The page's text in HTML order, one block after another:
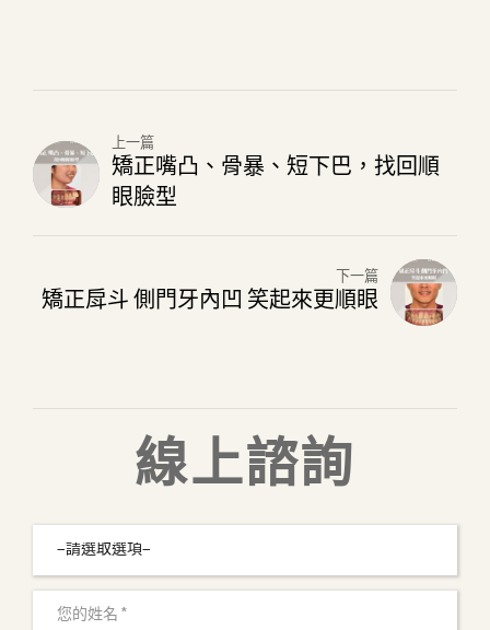
上一篇
矯正嘴凸、骨暴、短下巴，找回順
眼臉型
下一篇
矯正戽斗 側門牙內凹 笑起來更順眼
線上諮詢